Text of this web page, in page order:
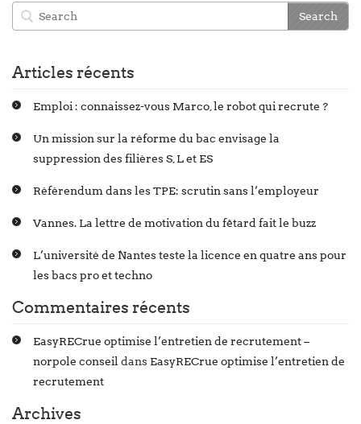
Articles récents
Emploi : connaissez-vous Marco, le robot qui recrute ?
Un mission sur la réforme du bac envisage la
suppression des filières S, L et ES
Référendum dans les TPE: scrutin sans l’employeur
Vannes. La lettre de motivation du fêtard fait le buzz
L’université de Nantes teste la licence en quatre ans pour
les bacs pro et techno
Commentaires récents
EasyRECrue optimise l’entretien de recrutement –
norpole conseil dans EasyRECrue optimise l’entretien de
recrutement
Archives